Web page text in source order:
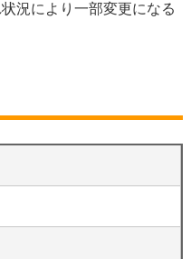
況により一部変更になる